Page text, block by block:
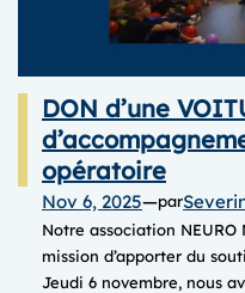
DON d’une
opératoire
Nov 6, 2025—par
Notre association NEURO
mission d’apporter du
Jeudi 6 novembre, nous